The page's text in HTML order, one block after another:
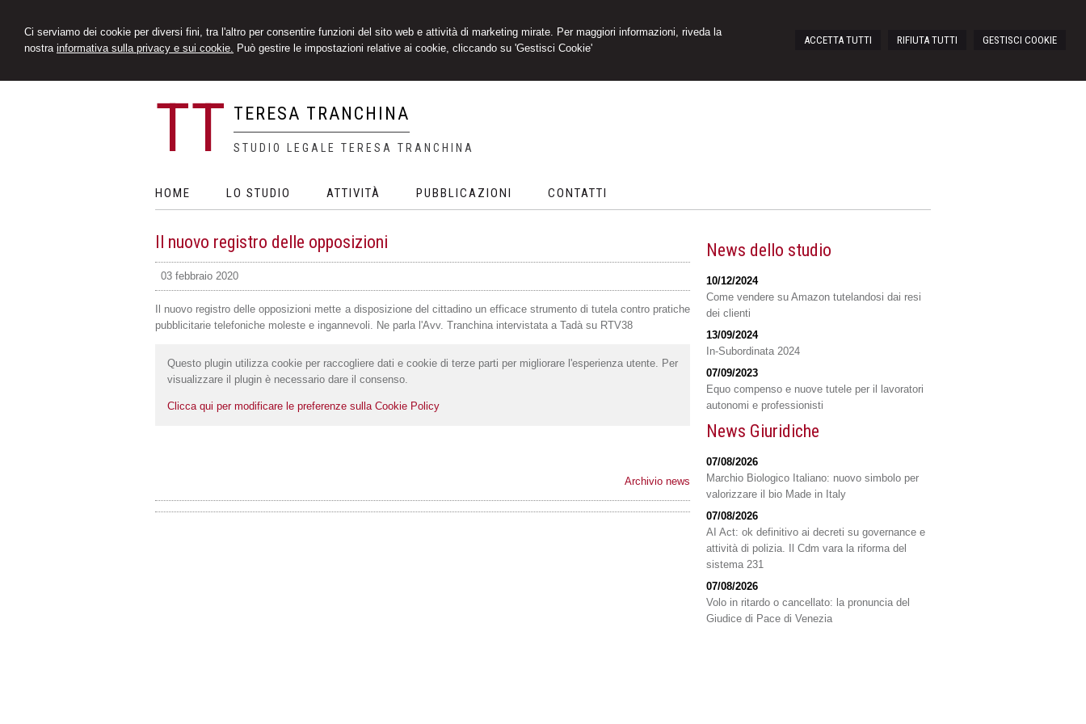
Ci serviamo dei cookie per diversi fini, tra l'altro per consentire funzioni del sito web e attività di marketing mirate. Per maggiori informazioni, riveda la
nostra informativa sulla privacy e sui cookie. Può gestire le impostazioni relative ai cookie, cliccando su 'Gestisci Cookie'
ACCETTA TUTTI RIFIUTA TUTTI GESTISCI COOKIE
TT TERESA TRANCHINA
STUDIO LEGALE TERESA TRANCHINA
HOME LO STUDIO ATTIVITÀ PUBBLICAZIONI CONTATTI
Il nuovo registro delle opposizioni
03 febbraio 2020
Il nuovo registro delle opposizioni mette a disposizione del cittadino un efficace strumento di tutela contro pratiche
pubblicitarie telefoniche moleste e ingannevoli. Ne parla l'Avv. Tranchina intervistata a Tadà su RTV38
Questo plugin utilizza cookie per raccogliere dati e cookie di terze parti per migliorare l'esperienza utente. Per
visualizzare il plugin è necessario dare il consenso.
Clicca qui per modificare le preferenze sulla Cookie Policy
Archivio news
News dello studio
10/12/2024
Come vendere su Amazon tutelandosi dai resi
dei clienti
13/09/2024
In-Subordinata 2024
07/09/2023
Equo compenso e nuove tutele per il lavoratori
autonomi e professionisti
News Giuridiche
07/08/2026
Marchio Biologico Italiano: nuovo simbolo per
valorizzare il bio Made in Italy
07/08/2026
AI Act: ok definitivo ai decreti su governance e
attività di polizia. Il Cdm vara la riforma del
sistema 231
07/08/2026
Volo in ritardo o cancellato: la pronuncia del
Giudice di Pace di Venezia